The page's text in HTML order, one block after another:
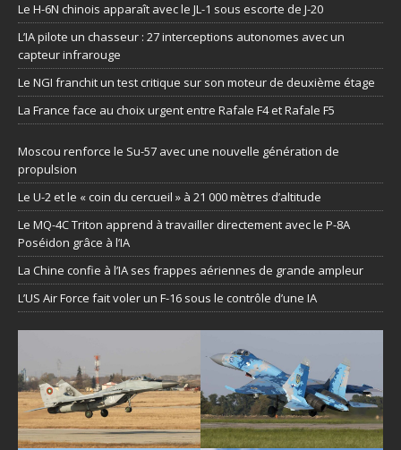
Le H-6N chinois apparaît avec le JL-1 sous escorte de J-20
L’IA pilote un chasseur : 27 interceptions autonomes avec un
capteur infrarouge
Le NGI franchit un test critique sur son moteur de deuxième étage
La France face au choix urgent entre Rafale F4 et Rafale F5
Moscou renforce le Su-57 avec une nouvelle génération de
propulsion
Le U-2 et le « coin du cercueil » à 21 000 mètres d’altitude
Le MQ-4C Triton apprend à travailler directement avec le P-8A
Poséidon grâce à l’IA
La Chine confie à l’IA ses frappes aériennes de grande ampleur
L’US Air Force fait voler un F-16 sous le contrôle d’une IA